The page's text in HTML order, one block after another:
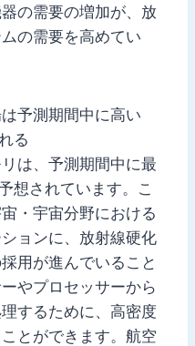
の需要の増加が、放
の需要を高めてい
予測期間中に高い
る
は、予測期間中に最
想されています。こ
・宇宙分野における
ョンに、放射線硬化
用が進んでいること
やプロセッサーから
するために、高密度
とができます。航空